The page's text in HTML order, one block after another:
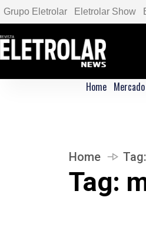
Grupo Eletrolar Eletrolar Show
Home Mercado
Home Tag:
Tag: